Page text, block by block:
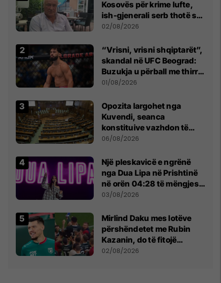
Kosovës për krime lufte,
ish-gjenerali serb thotë se
dikush e tradhtoi në
02/08/2026
“Vrisni, vrisni shqiptarët”,
skandal në UFC Beograd:
Buzukja u përball me thirrje
anti-shqiptare nga
01/08/2026
Opozita largohet nga
Kuvendi, seanca
konstituive vazhdon të
shtunën në orën 11:00
06/08/2026
Një pleskavicë e ngrënë
nga Dua Lipa në Prishtinë
në orën 04:28 të mëngjesit
- dhe bota digjitale serbe
03/08/2026
Mirlind Daku mes lotëve
përshëndetet me Rubin
Kazanin, do të fitojë
miliona te Spartak Moska
02/08/2026